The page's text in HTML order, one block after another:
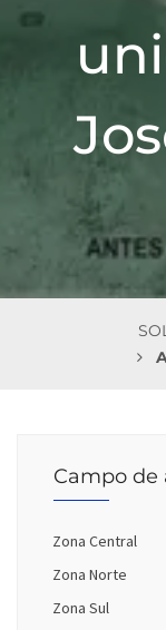
Campo de
Zona Central
Zona Norte
Zona Sul